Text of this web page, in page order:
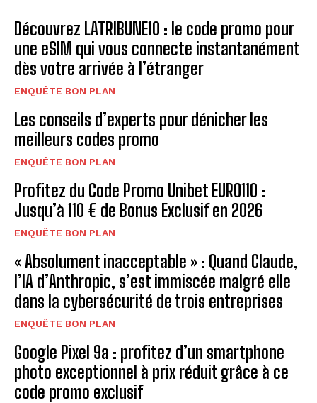
Découvrez LATRIBUNE10 : le code promo pour
une eSIM qui vous connecte instantanément
dès votre arrivée à l’étranger
ENQUÊTE BON PLAN
Les conseils d’experts pour dénicher les
meilleurs codes promo
ENQUÊTE BON PLAN
Profitez du Code Promo Unibet EURO110 :
Jusqu’à 110 € de Bonus Exclusif en 2026
ENQUÊTE BON PLAN
« Absolument inacceptable » : Quand Claude,
l’IA d’Anthropic, s’est immiscée malgré elle
dans la cybersécurité de trois entreprises
ENQUÊTE BON PLAN
Google Pixel 9a : profitez d’un smartphone
photo exceptionnel à prix réduit grâce à ce
code promo exclusif